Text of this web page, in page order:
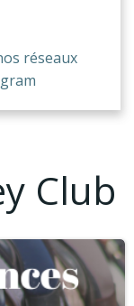
réseaux
Club